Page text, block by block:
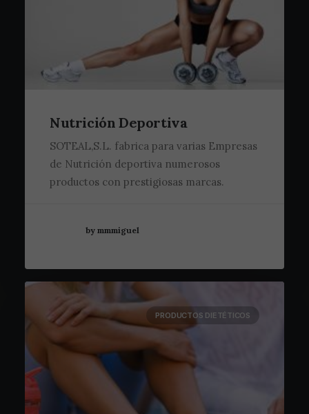
Nutrición Deportiva
SOTEAL,S.L. fabrica para varias Empresas
de Nutrición deportiva numerosos
productos con prestigiosas marcas.
by mmmiguel
PRODUCTOS DIETÉTICOS